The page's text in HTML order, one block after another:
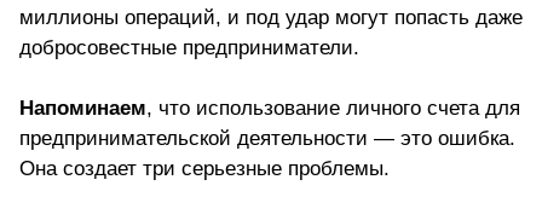
миллионы операций, и под удар могут попасть даже
добросовестные предприниматели.
Напоминаем, что использование личного счета для
предпринимательской деятельности — это ошибка.
Она создает три серьезные проблемы.